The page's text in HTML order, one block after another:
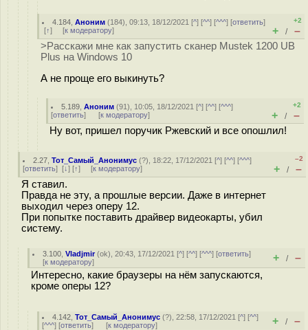
4.184 ,Аноним (184), 09:13, 18/12/2021 [^] [^^] [^^^] [ответить]
[↑] [к модератору]
+2
+ / –
>Расскажи мне как запустить сканер Mustek 1200 UB
Plus на Windows 10
А не проще его выкинуть?
5.189 ,Аноним (91), 10:05, 18/12/2021 [^] [^^] [^^^]
[ответить] [к модератору]
+2
+ / –
Ну вот, пришел поручик Ржевский и все опошлил!
2.27 ,Тот_Самый_Анонимус (?), 18:22, 17/12/2021 [^] [^^] [^^^]
[ответить] [↓] [↑] [к модератору]
–2
+ / –
Я ставил.
Правда не эту, а прошлые версии. Даже в интернет
выходил через оперу 12.
При попытке поставить драйвер видеокарты, убил
систему.
3.100 ,Vladjmir(ok), 20:43, 17/12/2021 [^] [^^] [^^^] [ответить]
[к модератору] + / –
Интересно, какие браузеры на нём запускаются,
кроме оперы 12?
4.142 ,Тот_Самый_Анонимус (?), 22:58, 17/12/2021 [^] [^^]
[^^^] [ответить] [к модератору] + / –